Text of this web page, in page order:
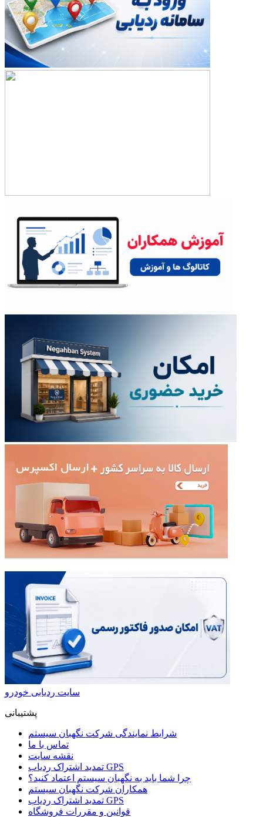
سایت ردیابی خودرو
پشتیبانی
شرایط نمایندگی شرکت نگهبان سیستم
تماس با ما
نقشه سایت
تمدید اشتراک ردیاب GPS
چرا شما باید به نگهبان سیستم اعتماد کنید؟
همکاران شرکت نگهبان سیستم
تمدید اشتراک ردیاب GPS
قوانین و مقررات فروشگاه